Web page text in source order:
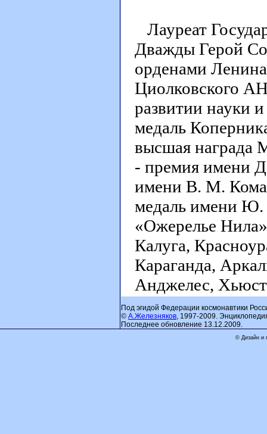
Лауреат
Дважды Герой
орденами
Циолковского
развитии науки
медаль
высшая награда
- премия имени
имени В. М.
медаль имени Ю.
«Ожерелье
Калуга,
Караганда,
Анджелес,
Под эгидой Федерации космонавтики
© А.Железняков, 1997-2009.
Последнее обновление 13.12.2009.
© Дизайн и